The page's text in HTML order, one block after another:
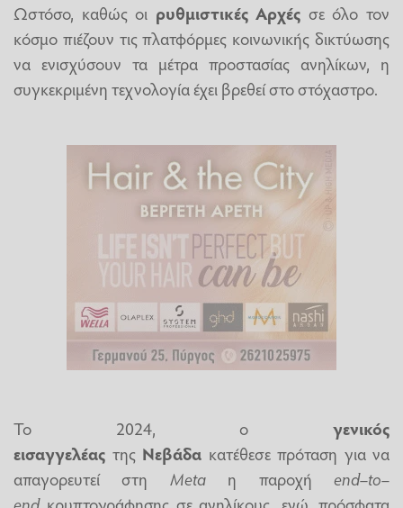
Ωστόσο, καθώς οι ρυθμιστικές Αρχές σε όλο τον
κόσμο πιέζουν τις πλατφόρμες κοινωνικής δικτύωσης
να ενισχύσουν τα μέτρα προστασίας ανηλίκων, η
συγκεκριμένη τεχνολογία έχει βρεθεί στο στόχαστρο.
Το 2024, ο γενικός
εισαγγελέας της Νεβάδα κατέθεσε πρόταση για να
απαγορευτεί στη Metaη παροχήend–to–
endκρυπτογράφησης σε ανηλίκους, ενώ, πρόσφατα